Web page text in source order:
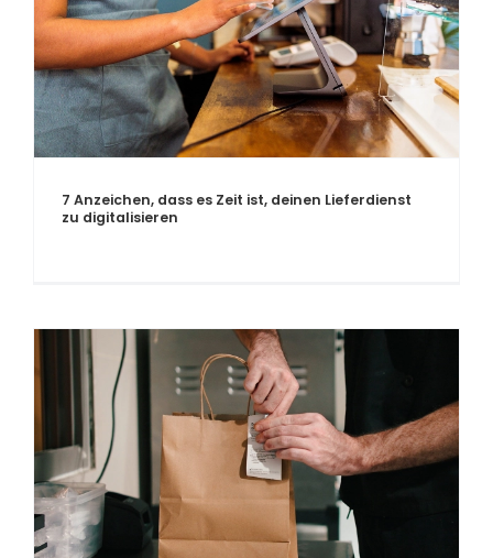
7 Anzeichen, dass es Zeit ist, deinen Lieferdienst
zu digitalisieren